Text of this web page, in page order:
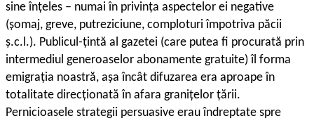
sine înțeles – numai în privința aspectelor ei negative
(șomaj, greve, putreziciune, comploturi împotriva păcii
ș.c.l.). Publicul-țintă al gazetei (care putea fi procurată prin
intermediul generoaselor abonamente gratuite) îl forma
emigrația noastră, așa încât difuzarea era aproape în
totalitate direcționată în afara granițelor țării.
Pernicioasele strategii persuasive erau îndreptate spre